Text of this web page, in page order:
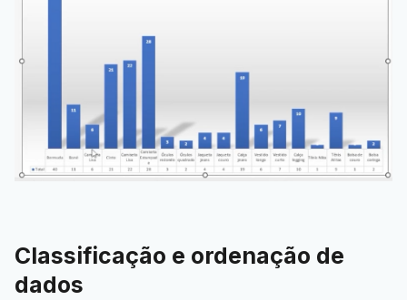
Classificação e ordenação de
dados